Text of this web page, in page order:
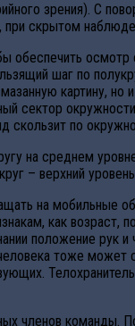
зрения). С
при скрытом
шаг по
картину,
сектор
скользит по
на среднем
– верхний
на мобильные
как возраст,
положение рук
тоже может
команды.